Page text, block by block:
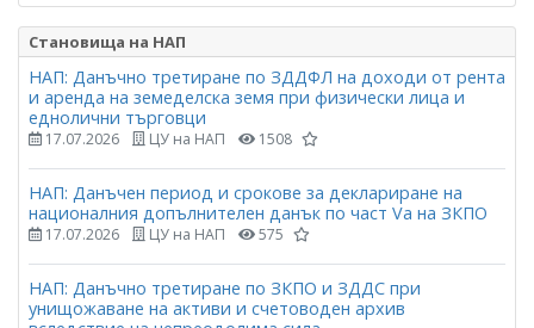
Становища на НАП
НАП: Данъчно третиране по ЗДДФЛ на доходи от рента
и аренда на земеделска земя при физически лица и
еднолични търговци
17.07.2026 ЦУ на НАП 1508
НАП: Данъчен период и срокове за деклариране на
националния допълнителен данък по част Vа на ЗКПО
17.07.2026 ЦУ на НАП 575
НАП: Данъчно третиране по ЗКПО и ЗДДС при
унищожаване на активи и счетоводен архив